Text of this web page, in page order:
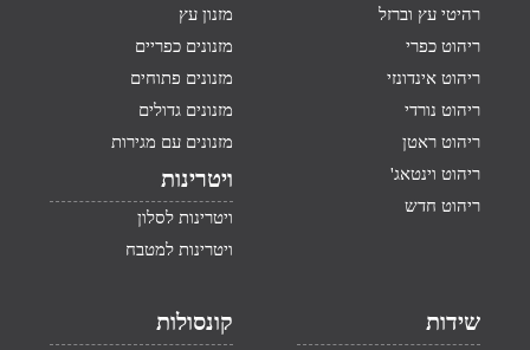
רהיטי עץ וברזל
ריהוט כפרי
ריהוט אינדונזי
ריהוט נורדי
ריהוט ראטן
ריהוט וינטאג'
ריהוט חדש
מזנון עץ
מזנונים כפריים
מזנונים פתוחים
מזנונים גדולים
מזנונים עם מגירות
ויטרינות
ויטרינות לסלון
ויטרינות למטבח
שידות קונסולות